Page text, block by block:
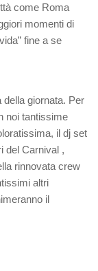
come Roma
momenti di
fine a se
giornata. Per
noi tantissime
il dj set
del Carnival ,
rinnovata crew
altri
il